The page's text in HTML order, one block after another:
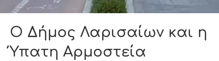
Ο Δήμος Λαρισαίων και η
Ύπατη Αρμοστεία